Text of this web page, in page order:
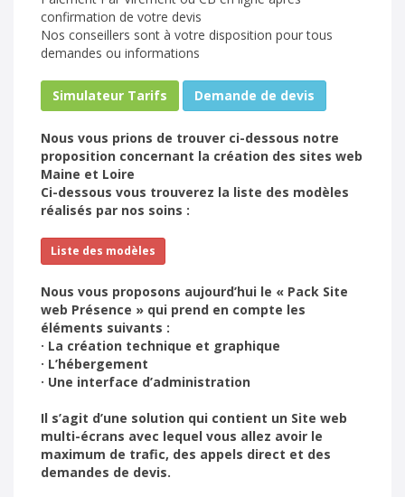
confirmation de votre devis
Nos conseillers sont à votre disposition pour tous
demandes ou informations
Simulateur Tarifs Demande de devis
Nous vous prions de trouver ci-dessous notre
proposition concernant la création des sites web
Maine et Loire
Ci-dessous vous trouverez la liste des modèles
réalisés par nos soins :
Liste des modèles
Nous vous proposons aujourd’hui le « Pack Site
web Présence » qui prend en compte les
éléments suivants :
· La création technique et graphique
· L’hébergement
· Une interface d’administration
Il s’agit d’une solution qui contient un Site web
multi-écrans avec lequel vous allez avoir le
maximum de trafic, des appels direct et des
demandes de devis.